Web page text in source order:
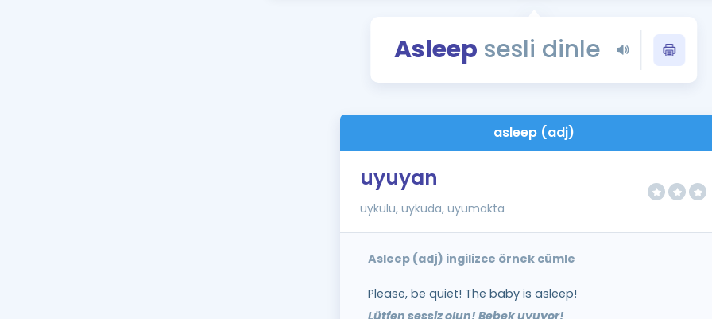
YDS - YÖKDİL
İngilizce Gramer
Asleep sesli dinle
asleep (adj)
uyuyan
uykulu, uykuda, uyumakta
Asleep (adj) ingilizce örnek cümle
Please, be quiet! The baby is asleep!
Lütfen sessiz olun! Bebek uyuyor!